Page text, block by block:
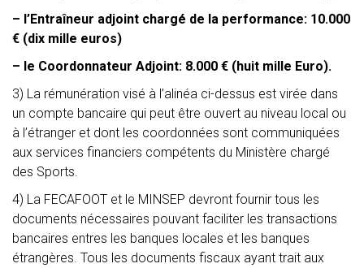
– l’Entraîneur adjoint chargé de la performance: 10.000
€ (dix mille euros)
– le Coordonnateur Adjoint: 8.000 € (huit mille Euro).
3) La rémunération visé à l’alinéa ci-dessus est virée dans
un compte bancaire qui peut être ouvert au niveau local ou
à l’étranger et dont les coordonnées sont communiquées
aux services financiers compétents du Ministère chargé
des Sports.
4) La FECAFOOT et le MINSEP devront fournir tous les
documents nécessaires pouvant faciliter les transactions
bancaires entres les banques locales et les banques
étrangères. Tous les documents fiscaux ayant trait aux